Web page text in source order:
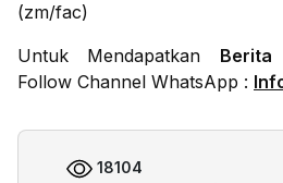
(zm/fac)
Untuk Mendapatkan Berita
Follow Channel WhatsApp :
18104